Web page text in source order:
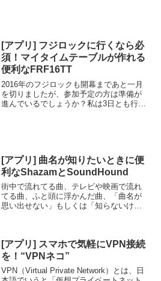
[アプリ] フジロックに行くなら必
須！マイタイムテーブルが作れる
便利なFRF16TT
2016年のフジロックも開幕まであと一月
を切りましたが、参加予定の方は準備が
進んでいるでしょうか？私は3日とも行く
[アプリ] 曲名が知りたいときに便
利なShazamとSoundHound
街中で流れてる曲、テレビや映画で流れ
てる曲、ふと頭に浮かんだ曲、「曲名が
思い出せない」もしくは「知らないけど
ラといったら…。後者は、...
[アプリ] スマホで気軽にVPN接続
を！“VPNネコ”
VPN（Virtual Private Network）とは、日